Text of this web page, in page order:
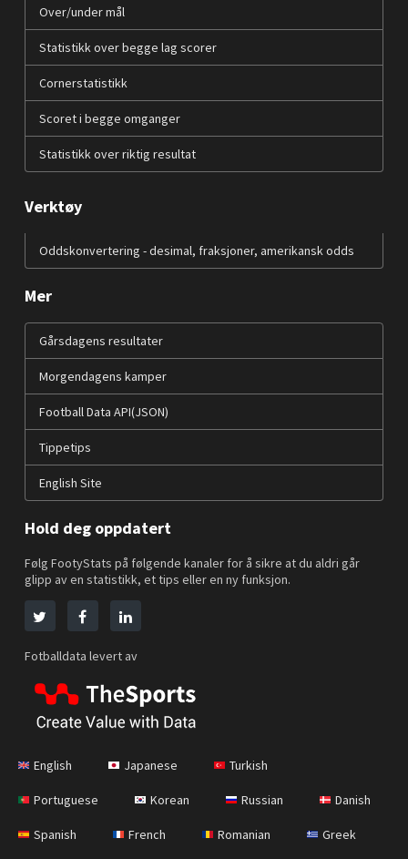
Over/under mål
Statistikk over begge lag scorer
Cornerstatistikk
Scoret i begge omganger
Statistikk over riktig resultat
Verktøy
Oddskonvertering - desimal, fraksjoner, amerikansk odds
Mer
Gårsdagens resultater
Morgendagens kamper
Football Data API(JSON)
Tippetips
English Site
Hold deg oppdatert
Følg FootyStats på følgende kanaler for å sikre at du aldri går
glipp av en statistikk, et tips eller en ny funksjon.
Fotballdata levert av
English Japanese Turkish
Portuguese Korean Russian Danish
Spanish French Romanian Greek